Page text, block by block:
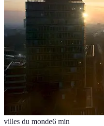
villes du monde6 min